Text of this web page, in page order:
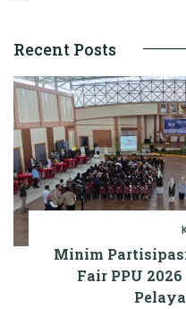
Recent Posts
Minim
Fair PPU